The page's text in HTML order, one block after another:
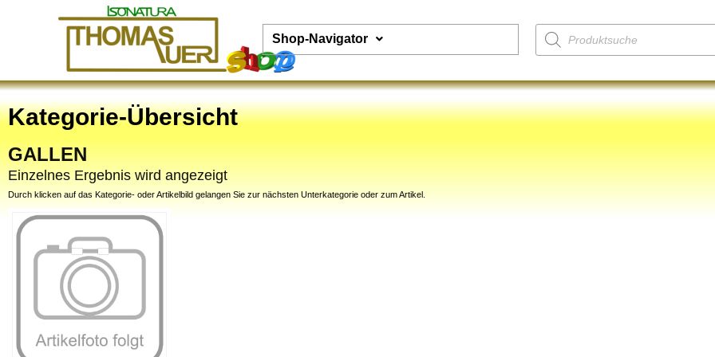
Shop-Navigator
Kategorie-Übersicht
GALLEN
Einzelnes Ergebnis wird angezeigt
Durch klicken auf das Kategorie- oder Artikelbild gelangen Sie zur nächsten Unterkategorie oder zum Artikel.